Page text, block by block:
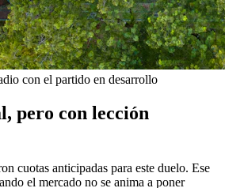
con el partido en desarrollo
pero con lección
cuotas anticipadas para este duelo. Ese
el mercado no se anima a poner